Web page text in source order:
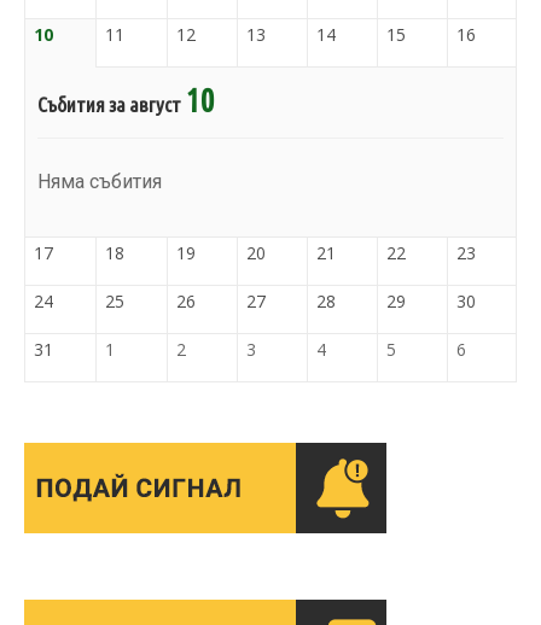
10 11 12 13 14 15 16
Събития за август 10
Няма събития
17 18 19 20 21 22 23
24 25 26 27 28 29 30
31 1 2 3 4 5 6